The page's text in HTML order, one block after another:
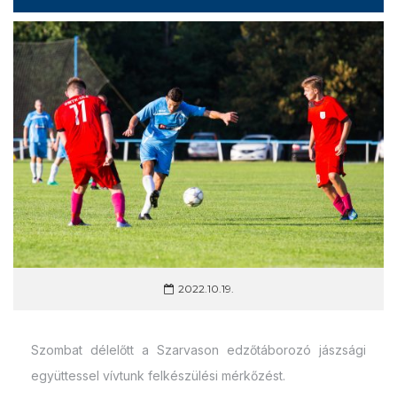
2022.10.19.
Szombat délelőtt a Szarvason edzőtáborozó jászsági
együttessel vívtunk felkészülési mérkőzést.